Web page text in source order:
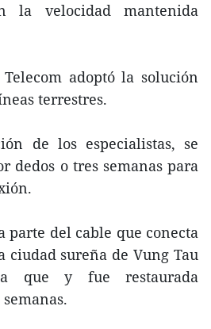
la velocidad mantenida
adoptó la solución
terrestres.
de los especialistas, se
dedos o tres semanas para
parte del cable que conecta
ciudad sureña de Vung Tau
que y fue restaurada